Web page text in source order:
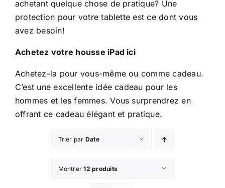
achetant quelque chose de pratique? Une
protection pour votre tablette est ce dont vous
avez besoin!
Achetez votre housse iPad ici
Achetez-la pour vous-même ou comme cadeau.
C’est une excellente idée cadeau pour les
hommes et les femmes. Vous surprendrez en
offrant ce cadeau élégant et pratique.
Trier par Date
Montrer12 produits